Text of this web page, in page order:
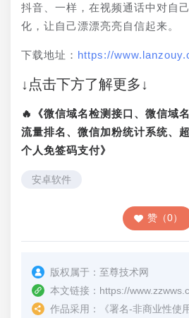
抖音、一样，在视频通话中对自
化，让自己漂漂亮亮自信起来。
下载地址： https://
↓点击下方了解更多↓
🔥《微信域名检测接口、微信域
流量排名、微信加粉统计系统、
个人免签码支付》
安卓软件
赞（0）
版权属于： 至尊技术网
本文链接： https://
作品采用：
《署名-非商业性使用-相同方式